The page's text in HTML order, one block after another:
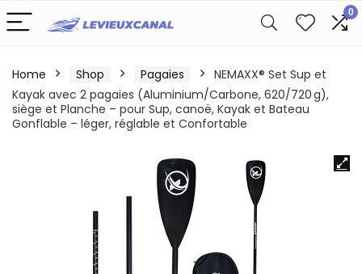
0
Home Shop Pagaies
NEMAXX® Set Sup et
Kayak avec 2 pagaies (Aluminium/Carbone, 620/720 g),
siège et Planche – pour Sup, canoë, Kayak et Bateau
Gonflable – léger, réglable et Confortable